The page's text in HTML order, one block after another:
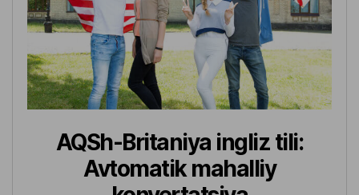
AQSh-Britaniya ingliz tili:
Avtomatik mahalliy